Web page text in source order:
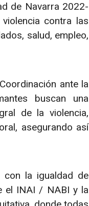
de Navarra 2022-
contra las
salud, empleo,
ante la
buscan una
de la violencia,
asegurando así
con la igualdad de
el INAI / NABI y la